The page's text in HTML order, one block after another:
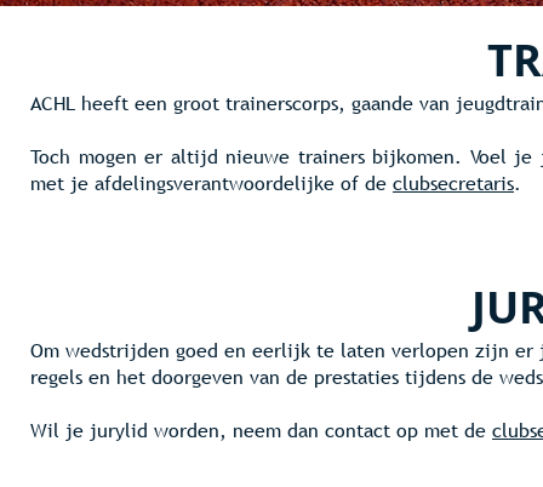
ACHL heeft een groot trainerscorps, gaande van
Toch mogen er altijd nieuwe trainers bijkomen. Voel
met je afdelingsverantwoordelijke of de clubsecretaris.
Om wedstrijden goed en eerlijk te laten verlopen zijn er
regels en het doorgeven van de prestaties tijdens de
Wil je jurylid worden, neem dan contact op met de